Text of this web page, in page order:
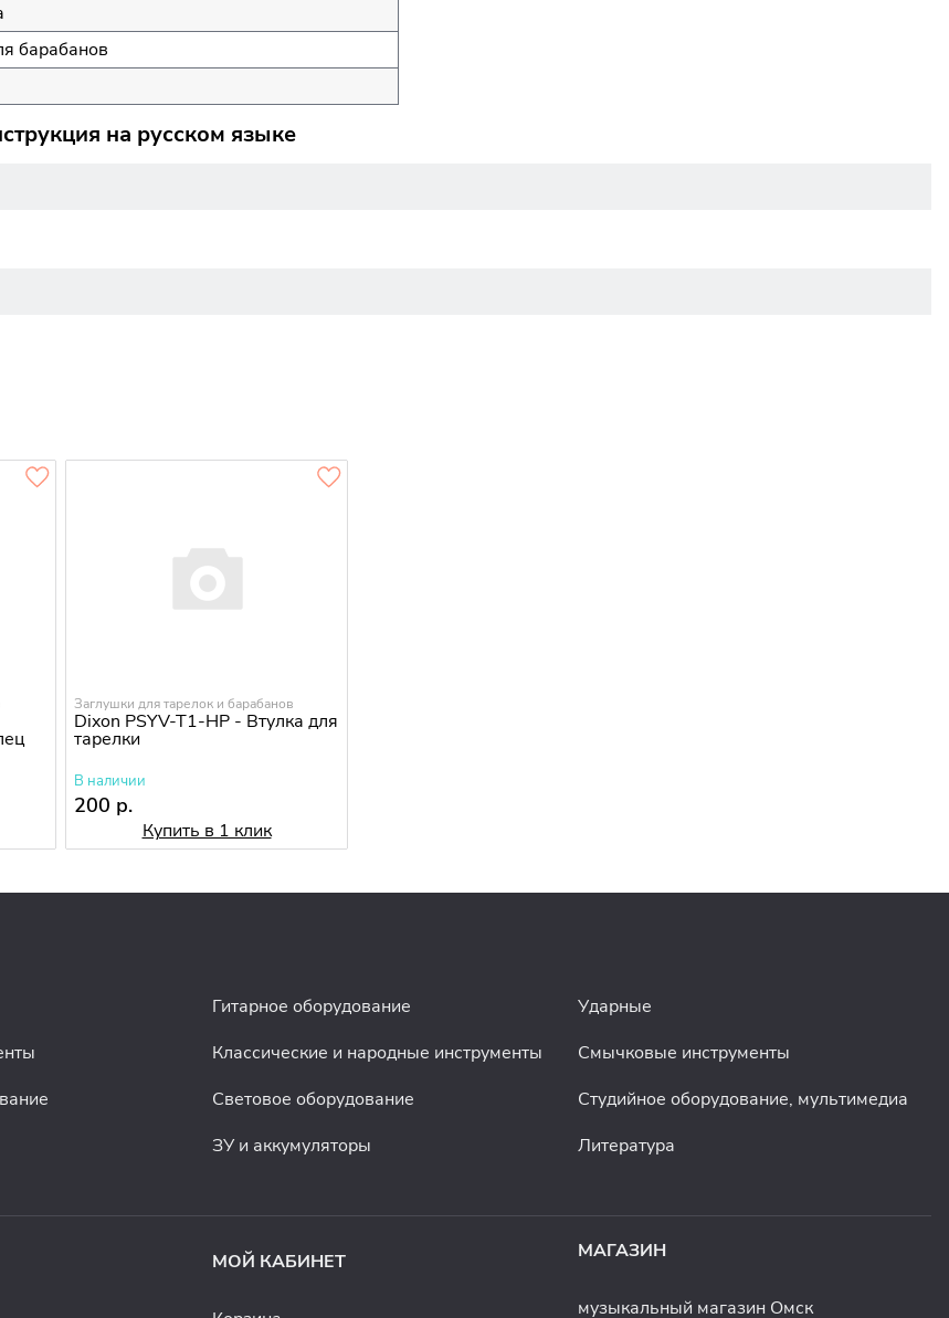
барабанов
на русском языке
Заглушки для тарелок и барабанов
Dixon PSYV-T1-HP - Втулка для
тарелки
В наличии
200 р.
Купить в 1 клик
Гитарное оборудование
Ударные
Классические и народные инструменты
Смычковые инструменты
Световое оборудование
Студийное оборудование, мультимедиа
ЗУ и аккумуляторы
Литература
МОЙ КАБИНЕТ МАГАЗИН
музыкальный магазин Омск